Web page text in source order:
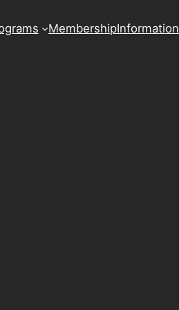
MembershipInformation